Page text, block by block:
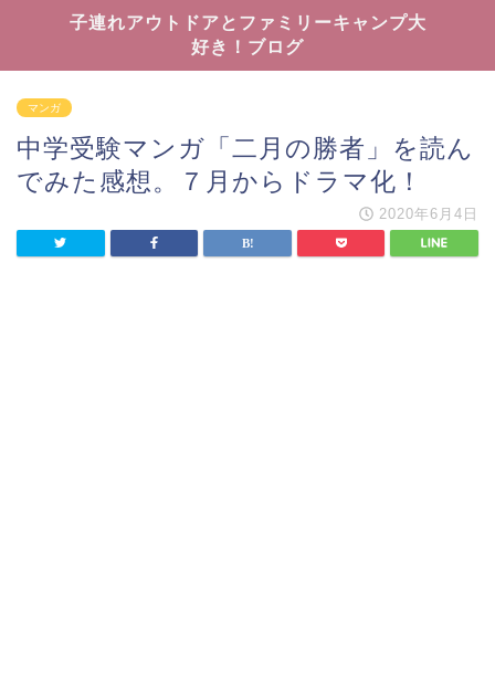
子連れアウトドアとファミリーキャンプ大
好き！ブログ
マンガ
中学受験マンガ「二月の勝者」を読ん
でみた感想。７月からドラマ化！
2020年6月4日